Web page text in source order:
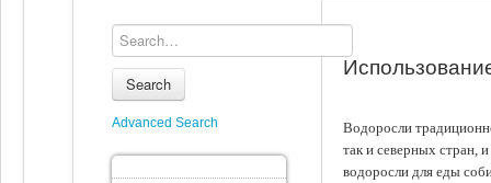
Водоросли
так и северных стран,
водоросли для еды
Search
Advanced Search